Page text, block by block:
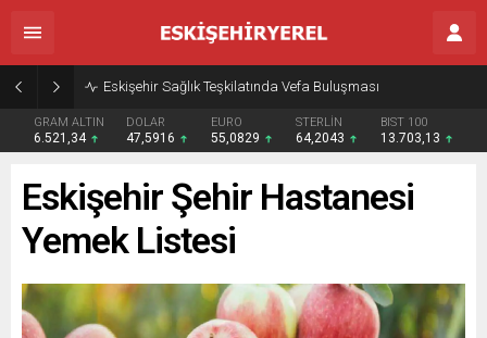
Eskişehir Sağlık Teşkilatında Vefa Buluşması
GRAM ALTIN
6.521,34
DOLAR
47,5916
EURO
55,0829
STERLİN
64,2043
BIST 100
13.703,13
Eskişehir Şehir Hastanesi
Yemek Listesi